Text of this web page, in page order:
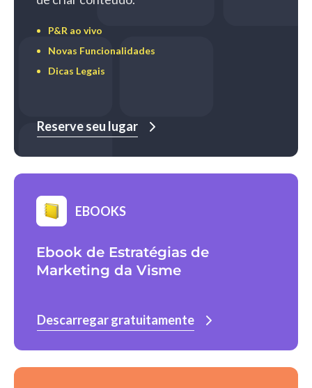
P&R ao vivo
Novas Funcionalidades
Dicas Legais
Reserve seu lugar
EBOOKS
Ebook de Estratégias de
Marketing da Visme
Descarregar gratuitamente